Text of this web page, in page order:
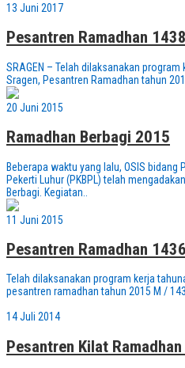
13 Juni 2017
Pesantren Ramadhan
SRAGEN – Telah dilaksanakan
Sragen, Pesantren Ramadhan tahun
20 Juni 2015
Ramadhan Berbagi 2015
Beberapa waktu yang lalu, OSIS bidang
Pekerti Luhur (PKBPL) telah
Berbagi. Kegiatan..
11 Juni 2015
Pesantren Ramadhan
Telah dilaksanakan program kerja
pesantren ramadhan tahun 2015 M /
14 Juli 2014
Pesantren Kilat